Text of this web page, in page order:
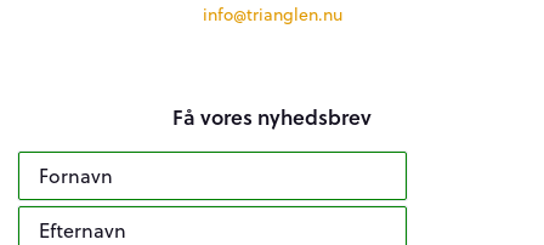
info@trianglen.nu
Få vores nyhedsbrev